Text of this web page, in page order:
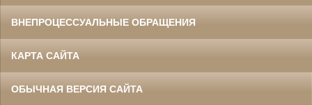
ВНЕПРОЦЕССУАЛЬНЫЕ ОБРАЩЕНИЯ
КАРТА САЙТА
ОБЫЧНАЯ ВЕРСИЯ САЙТА